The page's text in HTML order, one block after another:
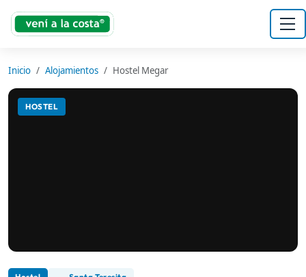
Inicio Alojamientos Hostel Megar
HOSTEL